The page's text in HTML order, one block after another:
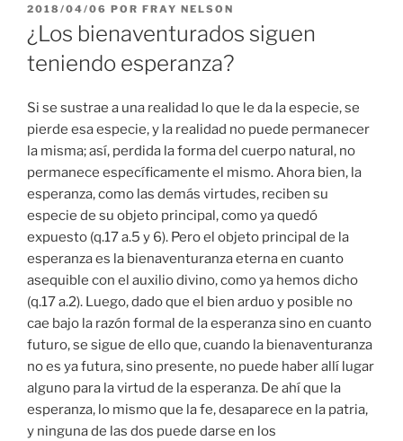
PUBLICADO
EL
2018/04/06 POR FRAY NELSON
¿Los bienaventurados siguen
teniendo esperanza?
Si se sustrae a una realidad lo que le da la especie, se
pierde esa especie, y la realidad no puede permanecer
la misma; así, perdida la forma del cuerpo natural, no
permanece específicamente el mismo. Ahora bien, la
esperanza, como las demás virtudes, reciben su
especie de su objeto principal, como ya quedó
expuesto (q.17 a.5 y 6). Pero el objeto principal de la
esperanza es la bienaventuranza eterna en cuanto
asequible con el auxilio divino, como ya hemos dicho
(q.17 a.2). Luego, dado que el bien arduo y posible no
cae bajo la razón formal de la esperanza sino en cuanto
futuro, se sigue de ello que, cuando la bienaventuranza
no es ya futura, sino presente, no puede haber allí lugar
alguno para la virtud de la esperanza. De ahí que la
esperanza, lo mismo que la fe, desaparece en la patria,
y ninguna de las dos puede darse en los